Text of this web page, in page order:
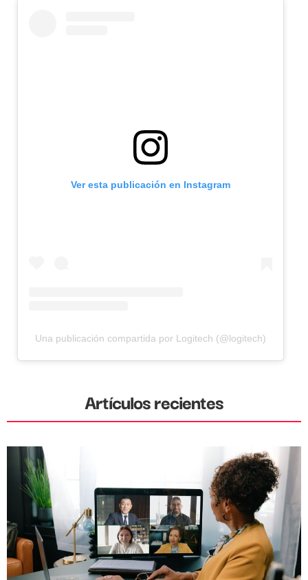
Artículos recientes
Ver esta publicación en Instagram
Una publicación compartida por Logitech (@logitech)